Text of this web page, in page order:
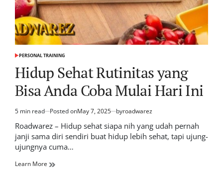
POSTED
PERSONAL TRAINING
Hidup Sehat Rutinitas yang
Bisa Anda Coba Mulai Hari Ini
Estimated
read
time
5 min read Posted onMay 7, 2025 byroadwarez
Roadwarez – Hidup sehat siapa nih yang udah pernah
janji sama diri sendiri buat hidup lebih sehat, tapi ujung-
ujungnya cuma…
Learn More